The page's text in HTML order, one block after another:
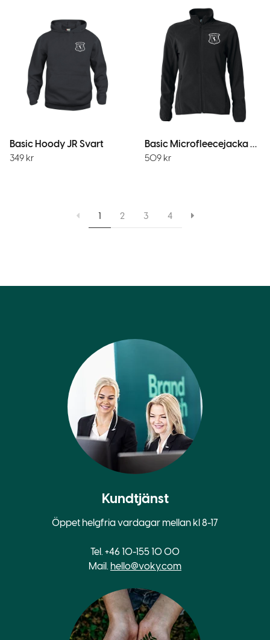
Basic Hoody JR Svart
349 kr
Basic Microfleecejacka Dam Svart
509 kr
1 2 3 4
Kundtjänst
Öppet helgfria vardagar mellan kl 8-17
Tel. +46 10-155 10 00
Mail. hello@voky.com